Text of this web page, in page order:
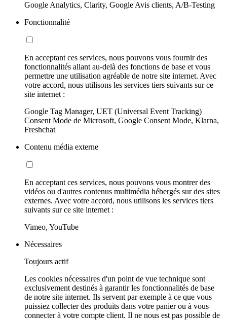
Google Analytics, Clarity, Google Avis clients, A/B-Testing
Fonctionnalité
En acceptant ces services, nous pouvons vous fournir des
fonctionnalités allant au-delà des fonctions de base et vous
permettre une utilisation agréable de notre site internet. Avec
votre accord, nous utilisons les services tiers suivants sur ce
site internet :
Google Tag Manager, UET (Universal Event Tracking)
Consent Mode de Microsoft, Google Consent Mode, Klarna,
Freshchat
Contenu média externe
En acceptant ces services, nous pouvons vous montrer des
vidéos ou d'autres contenus multimédia hébergés sur des sites
externes. Avec votre accord, nous utilisons les services tiers
suivants sur ce site internet :
Vimeo, YouTube
Nécessaires
Toujours actif
Les cookies nécessaires d'un point de vue technique sont
exclusivement destinés à garantir les fonctionnalités de base
de notre site internet. Ils servent par exemple à ce que vous
puissiez collecter des produits dans votre panier ou à vous
connecter à votre compte client. Il ne nous est pas possible de